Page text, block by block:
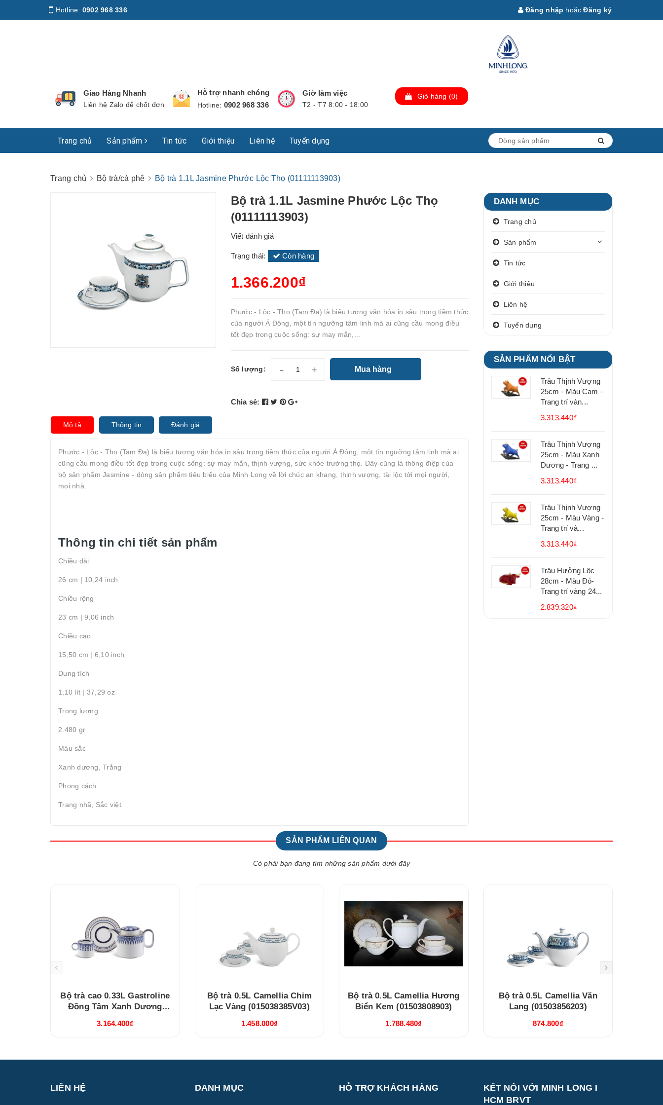
Hotline: 0902 968 336 Đăng nhập hoặc Đăng ký
Giao Hàng Nhanh
Liên hệ Zalo để chốt đơn
Hỗ trợ nhanh chóng
Hotline: 0902 968 336
Giờ làm việc
T2 - T7 8:00 - 18:00
Giỏ hàng (0)
Trang chủ Sản phẩm Tin tức Giới thiệu Liên hệ Tuyển dụng
Trang chủ Bộ trà/cà phê Bộ trà 1.1L Jasmine Phước Lộc Thọ (01111113903)
Bộ trà 1.1L Jasmine Phước Lộc Thọ
(01111113903)
Viết đánh giá
Trạng thái: Còn hàng
1.366.200₫
Phước - Lộc - Thọ (Tam Đa) là biểu tượng văn hóa in sâu trong tiềm thức
của người Á Đông, một tín ngưỡng tâm linh mà ai cũng cầu mong điều
tốt đẹp trong cuộc sống: sự may mắn,...
Số lượng: - + Mua hàng
Chia sẻ:
Mô tả Thông tin Đánh giá
Phước - Lộc - Thọ (Tam Đa) là biểu tượng văn hóa in sâu trong tiềm thức của người Á Đông, một tín ngưỡng tâm linh mà ai
cũng cầu mong điều tốt đẹp trong cuộc sống: sự may mắn, thịnh vượng, sức khỏe trường thọ. Đây cũng là thông điệp của
bộ sản phẩm Jasmine - dòng sản phẩm tiêu biểu của Minh Long về lời chúc an khang, thịnh vượng, tài lộc tới mọi người,
mọi nhà.
Thông tin chi tiết sản phẩm
Chiều dài
26 cm | 10,24 inch
Chiều rộng
23 cm | 9,06 inch
Chiều cao
15,50 cm | 6,10 inch
Dung tích
1,10 lít | 37,29 oz
Trọng lượng
2.480 gr
Màu sắc
Xanh dương, Trắng
Phong cách
Trang nhã, Sắc việt
DANH MỤC
Trang chủ
Sản phẩm
Tin tức
Giới thiệu
Liên hệ
Tuyển dụng
SẢN PHẨM NỔI BẬT
Trâu Thịnh Vượng
25cm - Màu Cam -
Trang trí vàn...
3.313.440₫
Trâu Thịnh Vượng
25cm - Màu Xanh
Dương - Trang ...
3.313.440₫
Trâu Thịnh Vượng
25cm - Màu Vàng -
Trang trí và...
3.313.440₫
Trâu Hưởng Lộc
28cm - Màu Đỏ-
Trang trí vàng 24...
2.839.320₫
SẢN PHẨM LIÊN QUAN
Có phải bạn đang tìm những sản phẩm dưới đây
Bộ trà cao 0.33L Gastroline
Đồng Tâm Xanh Dương
3.164.400₫
Bộ trà 0.5L Camellia Chim
Lạc Vàng (015038385V03)
1.458.000₫
Bộ trà 0.5L Camellia Hương
Biển Kem (01503808903)
1.788.480₫
Bộ trà 0.5L Camellia Văn
Lang (01503856203)
874.800₫
LIÊN HỆ DANH MỤC HỖ TRỢ KHÁCH HÀNG
KẾT NỐI VỚI MINH LONG I
HCM BRVT